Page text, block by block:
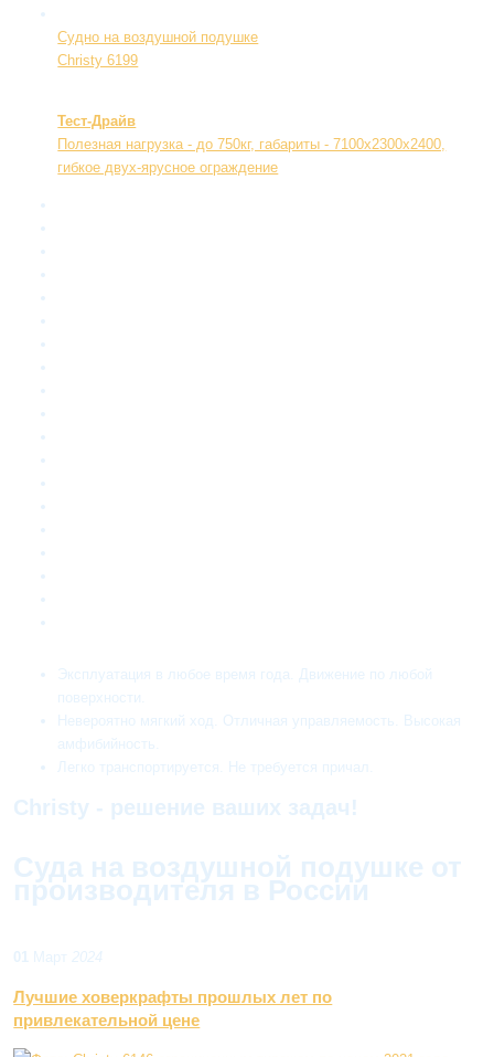
Судно на воздушной подушке
Christy 6199
Тест-Драйв
Полезная нагрузка - до 750кг, габариты - 7100х2300х2400,
гибкое двух-ярусное ограждение
Эксплуатация в любое время года. Движение по любой
поверхности.
Невероятно мягкий ход. Отличная управляемость. Высокая
амфибийность.
Легко транспортируется. Не требуется причал.
Christy - решение ваших задач!
Суда на воздушной подушке от
производителя в России
01 Март 2024
Лучшие ховеркрафты прошлых лет по
привлекательной цене